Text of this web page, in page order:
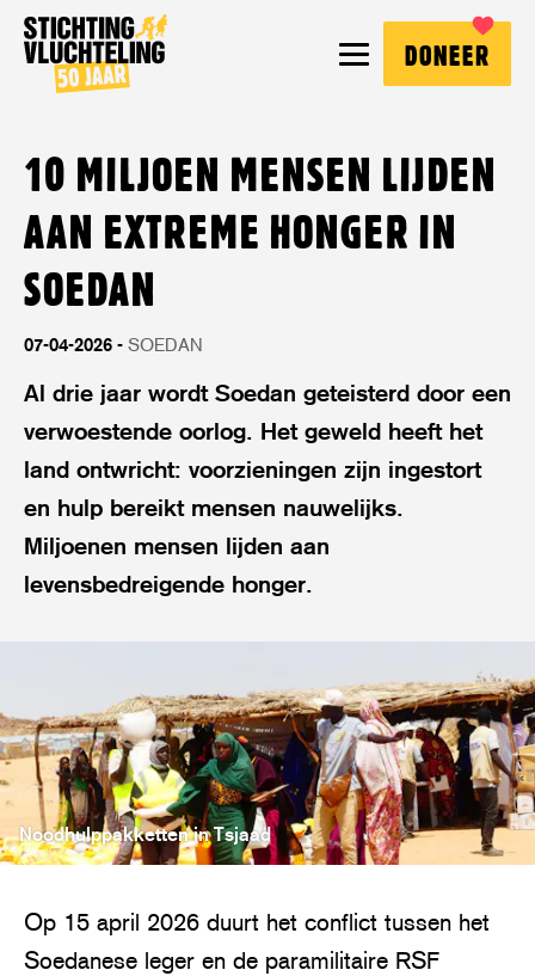
DONEER
10 MILJOEN MENSEN LIJDEN
AAN EXTREME HONGER IN
SOEDAN
07-04-2026 SOEDAN
Al drie jaar wordt Soedan geteisterd door een
verwoestende oorlog. Het geweld heeft het
land ontwricht: voorzieningen zijn ingestort
en hulp bereikt mensen nauwelijks.
Miljoenen mensen lijden aan
levensbedreigende honger.
Noodhulppakketten in Tsjaad
Op 15 april 2026 duurt het conflict tussen het
Soedanese leger en de paramilitaire RSF